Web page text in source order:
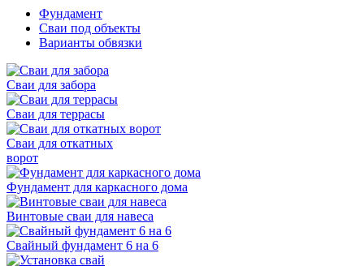
Фундамент
Сваи под объекты
Варианты обвязки
Сваи для забора
Сваи для террасы
Сваи для откатных
ворот
Фундамент для каркасного дома
Винтовые сваи для навеса
Свайный фундамент 6 на 6